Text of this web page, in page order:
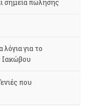
σημεία πώλησης
λόγια για το
Ιακώβου
που